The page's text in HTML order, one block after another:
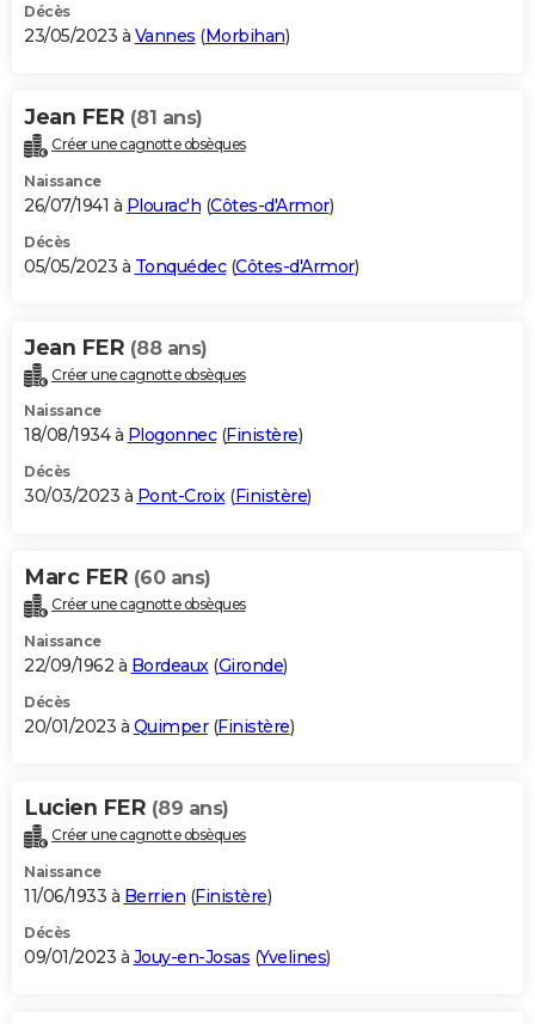
Décès
23/05/2023 à Vannes (Morbihan)
Jean FER (81 ans)
Créer une cagnotte obsèques
Naissance
26/07/1941 à Plourac'h (Côtes-d'Armor)
Décès
05/05/2023 à Tonquédec(Côtes-d'Armor)
Jean FER (88 ans)
Créer une cagnotte obsèques
Naissance
18/08/1934 à Plogonnec(Finistère)
Décès
30/03/2023 à Pont-Croix(Finistère)
Marc FER (60 ans)
Créer une cagnotte obsèques
Naissance
22/09/1962 à Bordeaux(Gironde)
Décès
20/01/2023 à Quimper(Finistère)
Lucien FER (89 ans)
Créer une cagnotte obsèques
Naissance
11/06/1933 à Berrien (Finistère)
Décès
09/01/2023 à Jouy-en-Josas (Yvelines)